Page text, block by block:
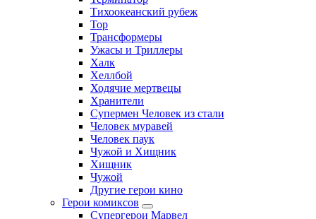
Тихоокеанский рубеж
Тор
Трансформеры
Ужасы и Триллеры
Халк
Хеллбой
Ходячие мертвецы
Хранители
Супермен Человек из стали
Человек муравей
Человек паук
Чужой и Хищник
Хищник
Чужой
Другие герои кино
Герои комиксов
Супергерои Марвел